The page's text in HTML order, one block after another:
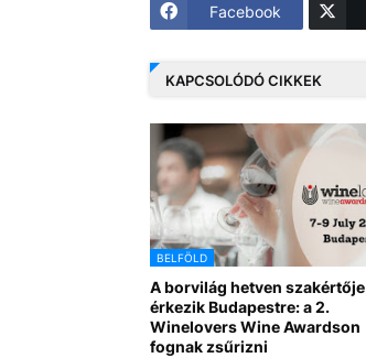
Facebook
KAPCSOLÓDÓ CIKKEK
BELFÖLD
A borvilág hetven szakértője
érkezik Budapestre: a 2.
Winelovers Wine Awardson
fognak zsűrizni